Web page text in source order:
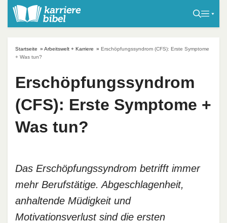
Startseite » Arbeitswelt + Karriere » Erschöpfungssyndrom (CFS): Erste Symptome
+ Was tun?
Erschöpfungssyndrom
(CFS): Erste Symptome +
Was tun?
Das Erschöpfungssyndrom betrifft immer
mehr Berufstätige. Abgeschlagenheit,
anhaltende Müdigkeit und
Motivationsverlust sind die ersten